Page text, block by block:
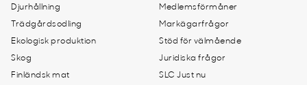
Djurhållning
Trädgårdsodling
Ekologisk produktion
Skog
Finländsk mat
Medlemsförmåner
Markägarfrågor
Stöd för välmående
Juridiska frågor
SLC Just nu